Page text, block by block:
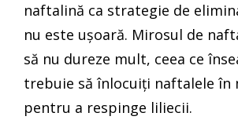
naftalină ca strategie de
nu este ușoară. Mirosul de
să nu dureze mult, ceea ce
trebuie să înlocuiți naftalele în
pentru a respinge liliecii.